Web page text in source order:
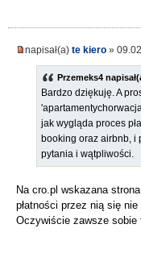
napisał(a) te kiero »
Przemeks4
Bardzo dziękuję. A
jak wygląda proces
booking oraz airbnb, i
pytania i wątpliwości.
Na cro.pl wskazana
płatności przez nią się
Oczywiście zawsze sobie